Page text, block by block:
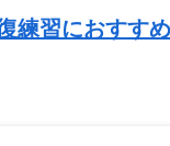
練習におすす